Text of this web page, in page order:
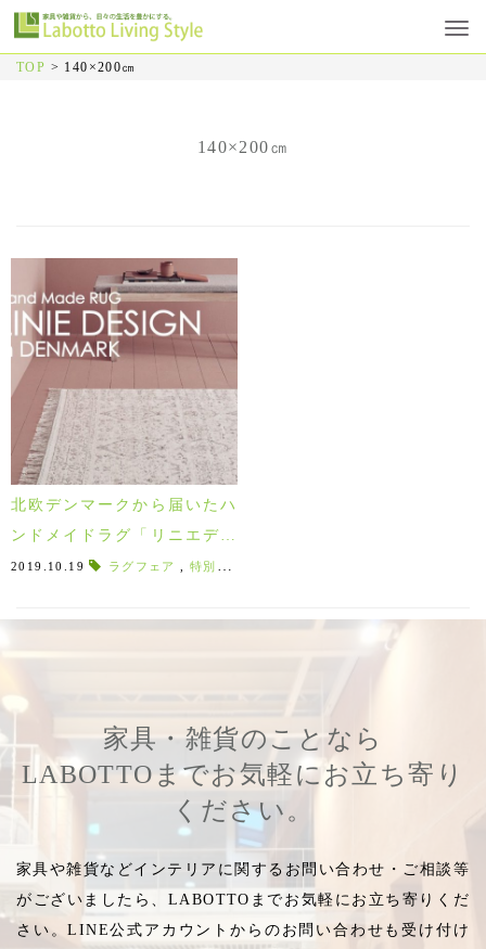
TOP > 140×200㎝
140×200㎝
北欧デンマークから届いたハ
ンドメイドラグ「リニエデザ
イン」特別販売会！
2019.10.19 ラグフェア ,特別販売会
家具・雑貨のことなら
LABOTTOまでお気軽にお立ち寄り
ください。
家具や雑貨などインテリアに関するお問い合わせ・ご相談等
がございましたら、LABOTTOまでお気軽にお立ち寄りくだ
さい。LINE公式アカウントからのお問い合わせも受け付け